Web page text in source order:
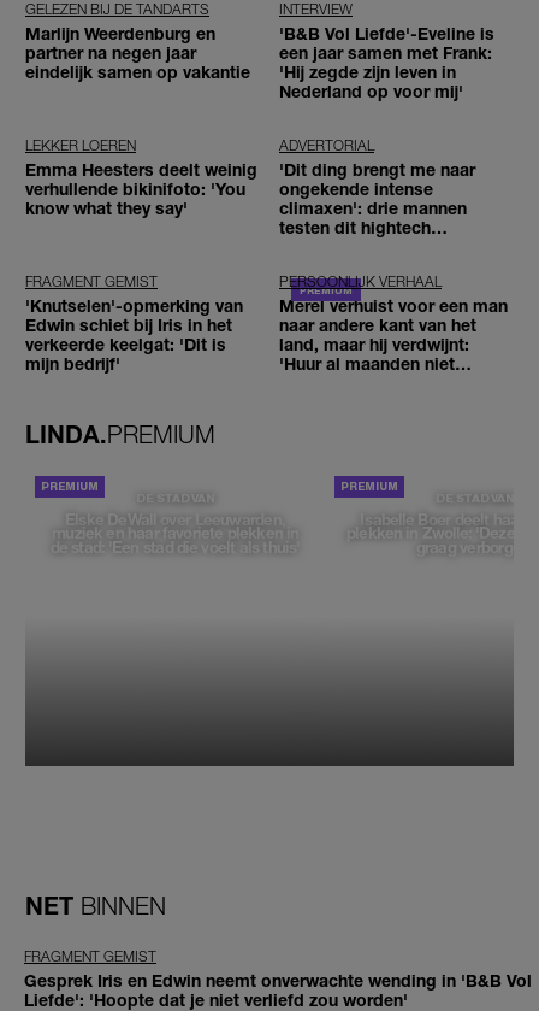
GELEZEN BIJ DE TANDARTS
Marlijn Weerdenburg en
partner na negen jaar
eindelijk samen op vakantie
INTERVIEW
'B&B Vol Liefde'-Eveline is
een jaar samen met Frank:
'Hij zegde zijn leven in
Nederland op voor mij'
LEKKER LOEREN
Emma Heesters deelt weinig
verhullende bikinifoto: 'You
know what they say'
ADVERTORIAL
'Dit ding brengt me naar
ongekende intense
climaxen': drie mannen
testen dit hightech
FRAGMENT GEMIST
'Knutselen'-opmerking van
Edwin schiet bij Iris in het
verkeerde keelgat: 'Dit is
mijn bedrijf'
PERSOONLIJK VERHAAL
Merel verhuist voor een man
naar andere kant van het
land, maar hij verdwijnt:
'Huur al maanden niet
LINDA.PREMIUM
DE STAD VAN
Elske DeWall over Leeuwarden,
muziek en haar favoriete plekken in
de stad: 'Een stad die voelt als thuis'
DE STAD VAN
Isabelle Boer deelt haar
plekken in Zwolle: 'Deze
graag verborgen'
NET BINNEN
FRAGMENT GEMIST
Gesprek Iris en Edwin neemt onverwachte wending in 'B&B Vol
Liefde': 'Hoopte dat je niet verliefd zou worden'